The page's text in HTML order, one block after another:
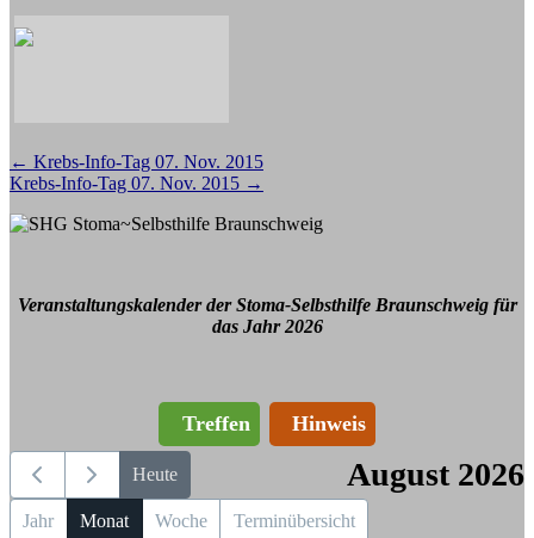
Beitragsnavigation
← Krebs-Info-Tag 07. Nov. 2015
Krebs-Info-Tag 07. Nov. 2015 →
Veranstaltungskalender der Stoma-Selbsthilfe Braunschweig für
das Jahr 2026
Treffen Hinweis
Heute August 2026
Jahr Monat Woche Terminübersicht